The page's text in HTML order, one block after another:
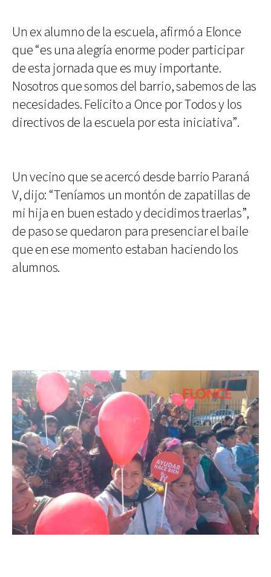
Un ex alumno de la escuela, afirmó a Elonce
que “es una alegría enorme poder participar
de esta jornada que es muy importante.
Nosotros que somos del barrio, sabemos de las
necesidades. Felicito a Once por Todos y los
directivos de la escuela por esta iniciativa”.
Un vecino que se acercó desde barrio Paraná
V, dijo: “Teníamos un montón de zapatillas de
mi hija en buen estado y decidimos traerlas”,
de paso se quedaron para presenciar el baile
que en ese momento estaban haciendo los
alumnos.